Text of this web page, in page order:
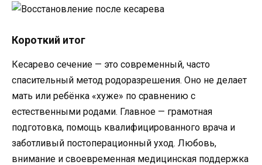
Короткий итог
Кесарево сечение — это современный, часто
спасительный метод родоразрешения. Оно не делает
мать или ребёнка «хуже» по сравнению с
естественными родами. Главное — грамотная
подготовка, помощь квалифицированного врача и
заботливый постоперационный уход. Любовь,
внимание и своевременная медицинская поддержка